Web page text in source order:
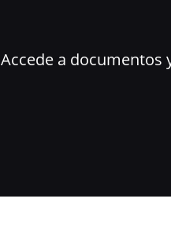
Accede a documentos